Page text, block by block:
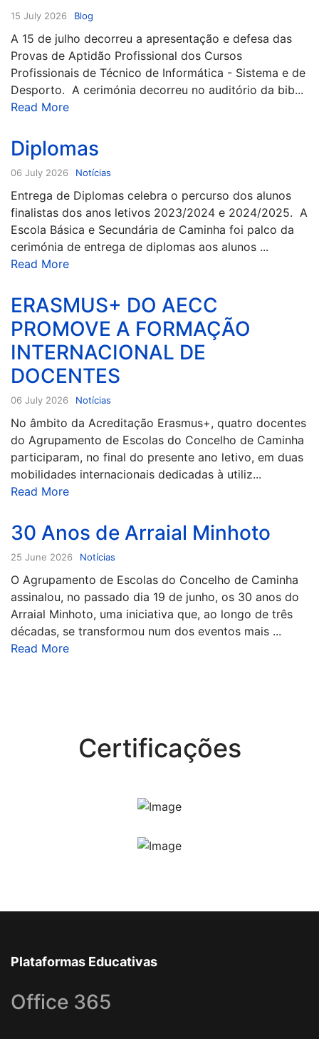
15 July 2026 Blog
A 15 de julho decorreu a apresentação e defesa das
Provas de Aptidão Profissional dos Cursos
Profissionais de Técnico de Informática - Sistema e de
Desporto. A cerimónia decorreu no auditório da bib...
Read More
Diplomas
06 July 2026 Notícias
Entrega de Diplomas celebra o percurso dos alunos
finalistas dos anos letivos 2023/2024 e 2024/2025. A
Escola Básica e Secundária de Caminha foi palco da
cerimónia de entrega de diplomas aos alunos ...
Read More
ERASMUS+ DO AECC
PROMOVE A FORMAÇÃO
INTERNACIONAL DE
DOCENTES
06 July 2026 Notícias
No âmbito da Acreditação Erasmus+, quatro docentes
do Agrupamento de Escolas do Concelho de Caminha
participaram, no final do presente ano letivo, em duas
mobilidades internacionais dedicadas à utiliz...
Read More
30 Anos de Arraial Minhoto
25 June 2026 Notícias
O Agrupamento de Escolas do Concelho de Caminha
assinalou, no passado dia 19 de junho, os 30 anos do
Arraial Minhoto, uma iniciativa que, ao longo de três
décadas, se transformou num dos eventos mais ...
Read More
Certificações
Plataformas Educativas
Office 365